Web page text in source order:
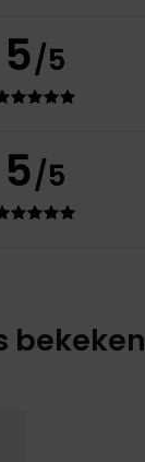
5/5
5/5
bekeken